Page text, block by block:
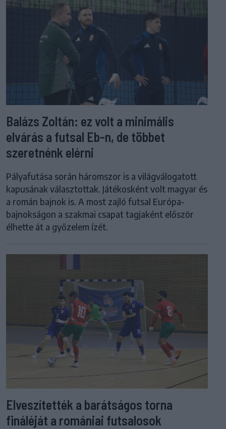
Balázs Zoltán: ez volt a minimális
elvárás a futsal Eb-n, de többet
szeretnénk elérni
Pályafutása során háromszor is a világválogatott
kapusának választottak. Játékosként volt magyar és
a román bajnok is. A most zajló futsal Európa-
bajnokságon a szakmai csapat tagjaként először
élhette át a győzelem ízét.
Elveszítették a barátságos torna
fináléját a romániai futsalosok